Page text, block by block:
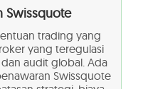
Swissquote
trading yang
yang teregulasi
audit global. Ada
Swissquote